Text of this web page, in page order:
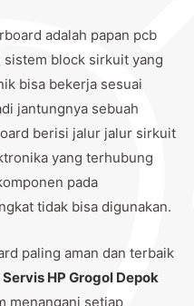
adalah papan pcb
sistem block sirkuit yang
bisa bekerja sesuai
jantungnya sebuah
berisi jalur jalur sirkuit
yang terhubung
pada
tidak bisa digunakan.
paling aman dan terbaik
HP Grogol Depok
menangani setiap